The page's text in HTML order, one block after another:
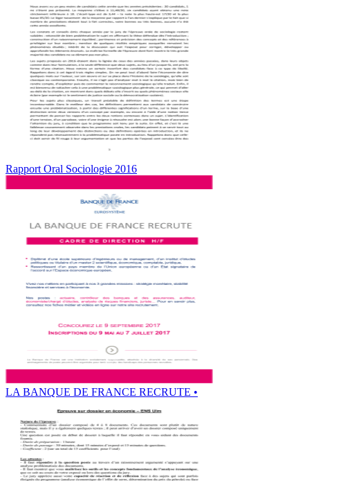
Rapport Oral Sociologie 2016
LA BANQUE DE FRANCE RECRUTE •